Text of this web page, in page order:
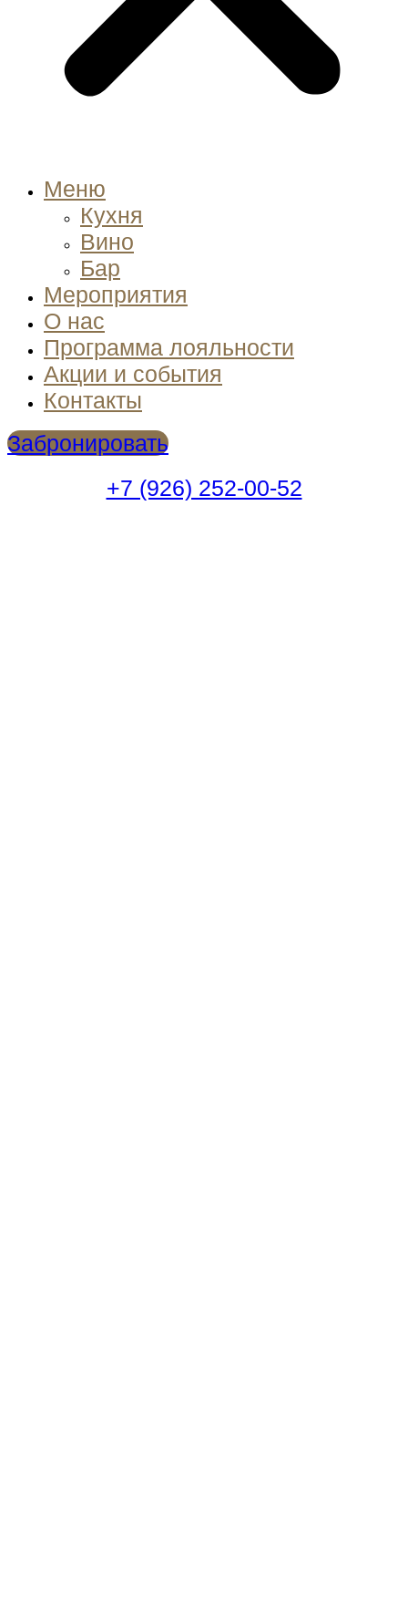
Меню
Кухня
Вино
Бар
Мероприятия
О нас
Программа лояльности
Акции и события
Контакты
Забронировать
+7 (926) 252-00-52